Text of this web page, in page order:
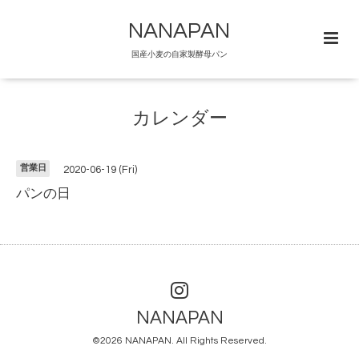
NANAPAN
国産小麦の自家製酵母パン
カレンダー
営業日 2020-06-19 (Fri)
パンの日
NANAPAN
©2026 NANAPAN. All Rights Reserved.